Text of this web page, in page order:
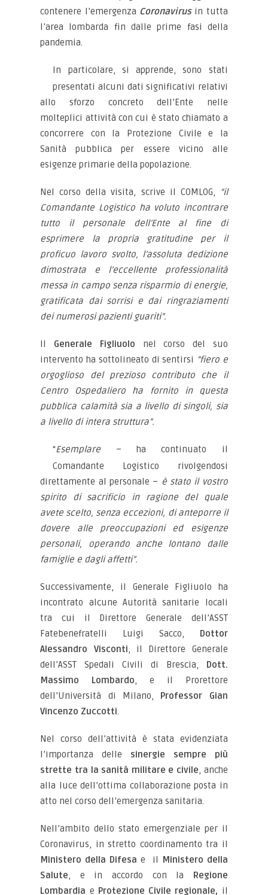
contenere l’emergenza Coronavirusin tutta
l’area lombarda fin dalle prime fasi della
pandemia.
In particolare, si apprende, sono stati
presentati alcuni dati significativi relativi
allo sforzo concreto dell’Ente nelle
molteplici attività con cui è stato chiamato a
concorrere con la Protezione Civile e la
Sanità pubblica per essere vicino alle
esigenze primarie della popolazione.
Nel corso della visita, scrive il COMLOG,
“il
Comandante Logistico ha voluto incontrare
tutto il personale dell’Ente al fine di
esprimere la propria gratitudine per il
proficuo lavoro svolto, l’assoluta dedizione
dimostrata e l’eccellente professionalità
messa in campo senza risparmio di energie,
gratificata dai sorrisi e dai ringraziamenti
dei numerosi pazienti guariti”.
Il Generale Figliuolo nel corso del suo
intervento ha sottolineato di sentirsi “fiero e
orgoglioso del prezioso contributo che il
Centro Ospedaliero ha fornito in questa
pubblica calamità sia a livello di singoli, sia
a livello di intera struttura”.
“Esemplare – ha continuato il
Comandante Logistico rivolgendosi
direttamente al personale – è stato il vostro
spirito di sacrificio in ragione del quale
avete scelto, senza eccezioni, di anteporre il
dovere alle preoccupazioni ed esigenze
personali, operando anche lontano dalle
famiglie e dagli affetti”.
Successivamente, il Generale Figliuolo ha
incontrato alcune Autorità sanitarie locali
tra cui il Direttore Generale dell’ASST
Fatebenefratelli Luigi Sacco, Dottor
Alessandro Visconti, il Direttore Generale
dell’ASST Spedali Civili di Brescia, Dott.
Massimo Lombardo, e il Prorettore
dell’Università di Milano, Professor Gian
Vincenzo Zuccotti.
Nel corso dell’attività è stata evidenziata
l’importanza delle sinergie sempre più
strette tra la sanità militare e civile, anche
alla luce dell’ottima collaborazione posta in
atto nel corso dell’emergenza sanitaria.
Nell’ambito dello stato emergenziale per il
Coronavirus, in stretto coordinamento tra il
Ministero della Difesa e il Ministero della
Salute, e in accordo con la Regione
Lombardia e Protezione Civile regionale, il